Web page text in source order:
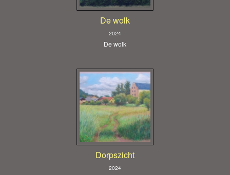
De wolk
2024
De wolk
Dorpszicht
2024